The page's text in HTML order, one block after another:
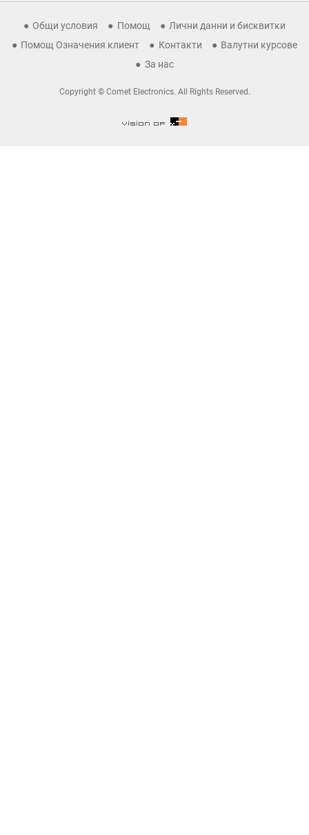
Общи условия Помощ
Лични данни и бисквитки
Помощ Означения клиент
Контакти
Валутни курсове
За нас
Copyright © Comet Electronics. All Rights Reserved.